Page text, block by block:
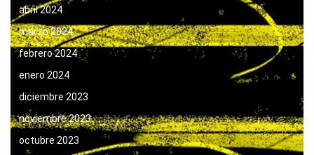
abril 2024
marzo 2024
febrero 2024
enero 2024
diciembre 2023
noviembre 2023
octubre 2023